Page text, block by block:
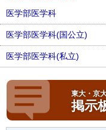
医学部医学科
医学部医学科(国公立)
医学部医学科(私立)
東大・京
掲示